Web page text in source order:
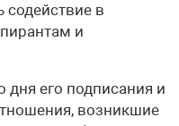
содействие в
и
дня его подписания и
возникшие